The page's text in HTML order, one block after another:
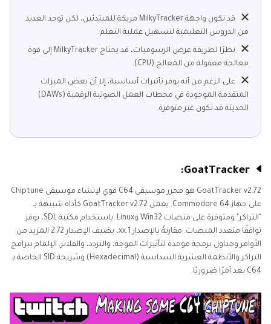
قد تكون واجهة MilkyTracker مربكة للمبتدئين، لكن توجد العديد
من الدروس التعليمية لتسهيل عملية التعلم.
نظرًا لطريقة عرض الرسوميات، قد يحتاج MilkyTracker إلى قوة
معالجة معقولة من المعالج (CPU).
على الرغم من أنه يوفر تأثيرات أساسية، إلا أن بعض الميزات
المتقدمة الموجودة في محطات العمل الصوتية الرقمية (DAWs)
الحديثة قد تكون غير متوفرة.
GoatTracker v2.72 هو محرر موسيقى C64 قوي لإنشاء موسيقى Chiptune
على جهاز Commodore 64. يعمل GoatTracker v2.72 كأداة شبيهة بـ
"التراكر" ومتوفرة على منصات Win32 وLinux. باستخدام مكتبة SDL، يوفر
توافقًا متعدد المنصات. مقارنةً بالإصدار 1.xx، يضيف الإصدار 2.72 المزيد من
الأوامر وجداول برمجة موحدة لتأثيرات الموجة، والتردد، والفلاتر. الإلمام ببرامج
التراكر والأنظمة العشرية السداسية (Hexadecimal) وشريحة SID الخاصة بـ
C64 يعد أمرًا ضروريًا.